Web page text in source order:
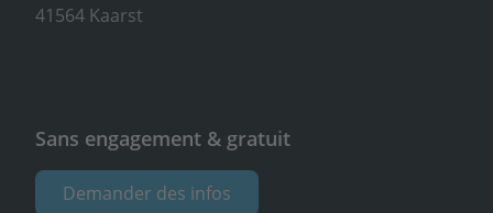
41564 Kaarst
Sans engagement & gratuit
Demander des infos